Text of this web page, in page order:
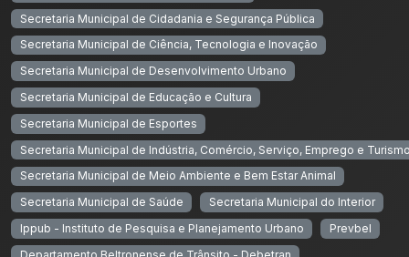
Secretaria Municipal de Cidadania e Segurança Pública
Secretaria Municipal de Ciência, Tecnologia e Inovação
Secretaria Municipal de Desenvolvimento Urbano
Secretaria Municipal de Educação e Cultura
Secretaria Municipal de Esportes
Secretaria Municipal de Indústria, Comércio, Serviço, Emprego e
Secretaria Municipal de Meio Ambiente e Bem Estar Animal
Secretaria Municipal de Saúde
Secretaria Municipal do Interior
Ippub - Instituto de Pesquisa e Planejamento Urbano
Prevbel